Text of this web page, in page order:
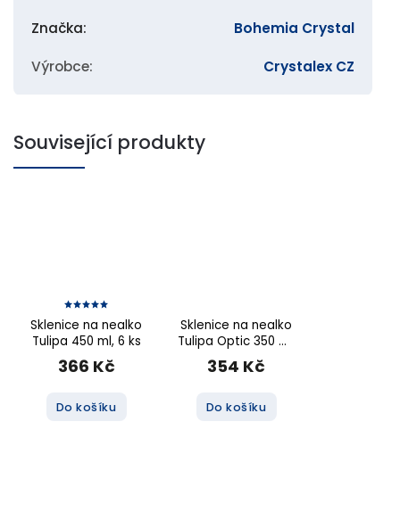
Značka: Bohemia Crystal
Výrobce: Crystalex CZ
Související produkty
Sklenice na nealko
Tulipa 450 ml, 6 ks
366 Kč
Do košíku
Sklenice na nealko
Tulipa Optic 350 ml,
6 ks
354 Kč
Do košíku